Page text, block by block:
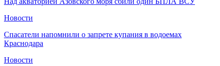
Новости
Спасатели напомнили о запрете купания в водоемах
Краснодара
Новости